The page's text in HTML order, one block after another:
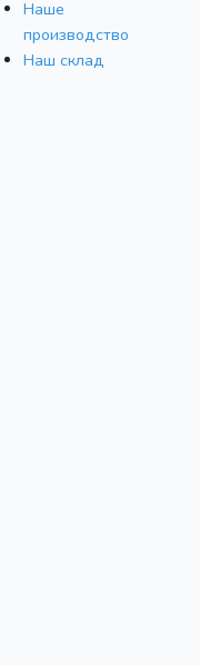
Наше
производство
Наш склад